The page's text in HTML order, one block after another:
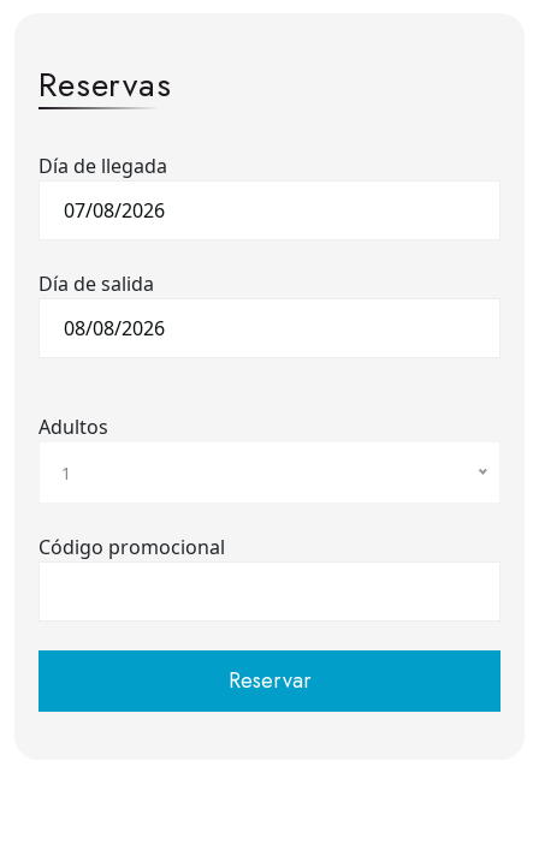
Reservas
Día de llegada
Día de salida
Adultos
1
Código promocional
Reservar